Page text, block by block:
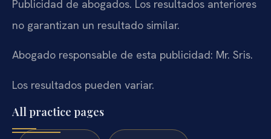
Publicidad de abogados. Los resultados anteriores
no garantizan un resultado similar.
Abogado responsable de esta publicidad: Mr. Sris.
Los resultados pueden variar.
All practice pages